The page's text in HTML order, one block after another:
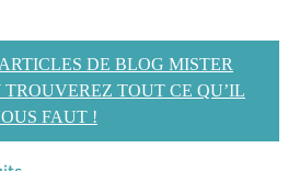
DE BLOG MISTER
TOUT CE QU’IL
FAUT !